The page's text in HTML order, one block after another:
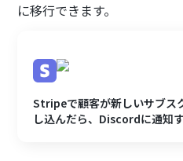
に移行できます。
Stripeで顧客が新しいサブス
し込んだら、Discordに通知